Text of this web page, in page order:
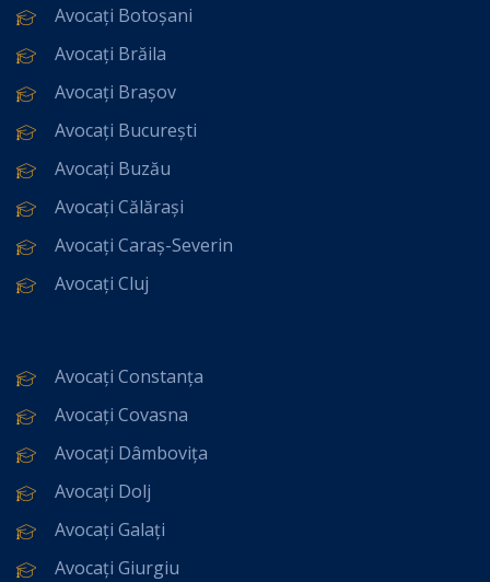
Avocați Botoșani
Avocați Brăila
Avocați Brașov
Avocați București
Avocați Buzău
Avocați Călărași
Avocați Caraș-Severin
Avocați Cluj
Avocați Constanța
Avocați Covasna
Avocați Dâmbovița
Avocați Dolj
Avocați Galați
Avocați Giurgiu